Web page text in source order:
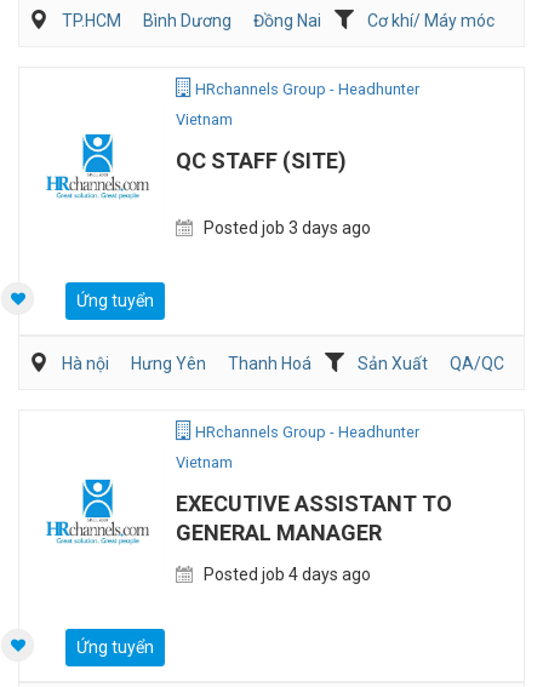
TP.HCM Bình Dương Đồng Nai
Cơ khí/ Máy móc
HRchannels Group - Headhunter
Vietnam
QC STAFF (SITE)
Posted job 3 days ago
Ứng tuyển
Hà nội Hưng Yên Thanh Hoá Sản Xuất
QA/QC
HRchannels Group - Headhunter
Vietnam
EXECUTIVE ASSISTANT TO
GENERAL MANAGER
Posted job 4 days ago
Ứng tuyển